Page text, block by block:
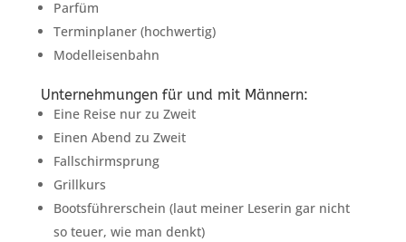
Parfüm
Terminplaner (hochwertig)
Modelleisenbahn
Unternehmungen für und mit Männern:
Eine Reise nur zu Zweit
Einen Abend zu Zweit
Fallschirmsprung
Grillkurs
Bootsführerschein (laut meiner Leserin gar nicht
so teuer, wie man denkt)